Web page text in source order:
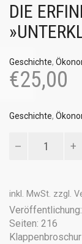
DIE
Geschichte,
€25,00
Geschichte,
Erfindung
Menge
inkl. MwSt. zzgl.
Seiten: 216
Klappenbroschur